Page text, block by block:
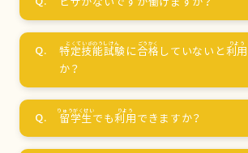
特定技能試験に合格 していないと利用
か？
留学生でも利用 できますか？